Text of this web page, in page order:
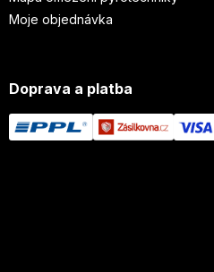
Moje objednávka
Doprava a platba